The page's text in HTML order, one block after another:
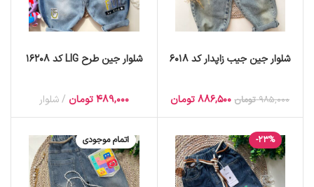
شلوار جین جیب زاپدار کد 6018
985,000 تومان 886,500 تومان
شلوار جین طرح LIG کد 16208
489,000 تومان شلوار
-23% اتمام موجودی